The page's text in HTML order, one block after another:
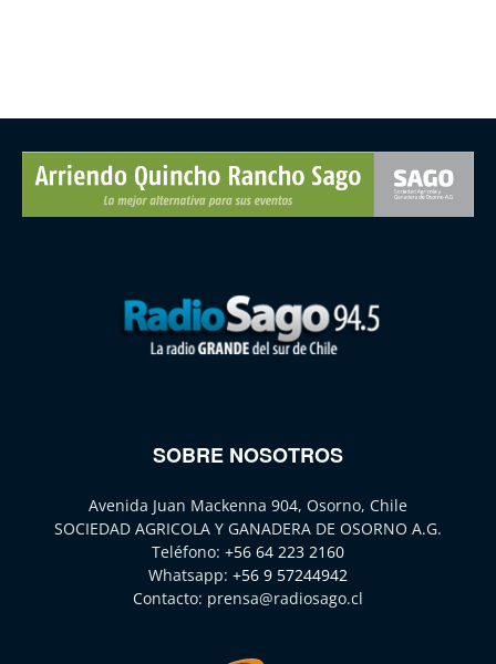
SOBRE NOSOTROS
Avenida Juan Mackenna 904, Osorno, Chile
SOCIEDAD AGRICOLA Y GANADERA DE OSORNO A.G.
Teléfono: +56 64 223 2160
Whatsapp: +56 9 57244942
Contacto: prensa@radiosago.cl